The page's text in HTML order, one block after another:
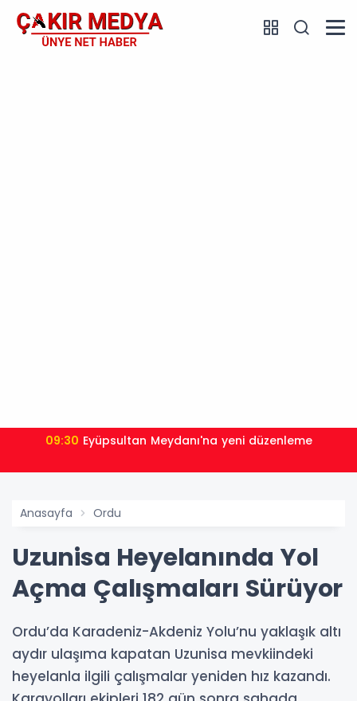
09:30 Eyüpsultan Meydanı'na yeni düzenleme
Anasayfa Ordu
Uzunisa Heyelanında Yol
Açma Çalışmaları Sürüyor
Ordu’da Karadeniz-Akdeniz Yolu’nu yaklaşık altı
aydır ulaşıma kapatan Uzunisa mevkiindeki
heyelanla ilgili çalışmalar yeniden hız kazandı.